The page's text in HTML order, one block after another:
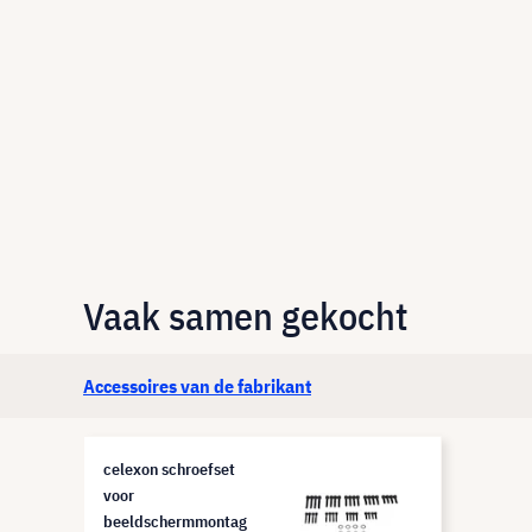
Vaak samen gekocht
Accessoires van de fabrikant
celexon schroefset
voor
beeldschermmontag